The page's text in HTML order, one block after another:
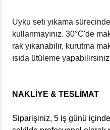
Uyku seti yıkama
kullanmayınız. 30°C'de
rak yıkanabilir, kurutma
ısıda ütüleme
NAKLİYE & TESLİMAT
Siparişiniz, 5 iş günü